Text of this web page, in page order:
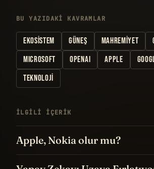
BU YAZIDAKI KAVRAMLAR
EKOSISTEM GÜNEŞ MAHREMIYET
MICROSOFT
OPENAI APPLE
TEKNOLOJI
İLGILI IÇERIK
Apple, Nokia olur mu?